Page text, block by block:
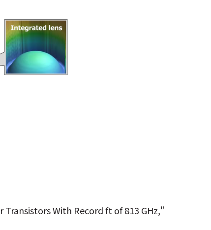
Transistors With Record ft of 813 GHz,"